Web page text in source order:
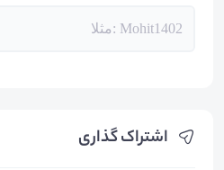
اشتراک گذاری